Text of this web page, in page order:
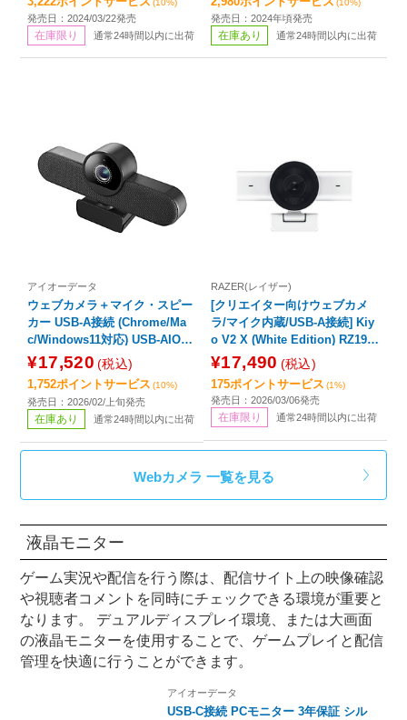
(10%)
発売日：2024/03/22発売
在庫限り 通常24時間以内に出荷
(10%)
発売日：2024年頃発売
在庫あり 通常24時間以内に出荷
アイオーデータ
ウェブカメラ＋マイク・スピー
カー USB-A接続 (Chrome/Ma
c/Windows11対応) USB-AIOC2
［有線］
¥17,520 (税込)
1,752ポイントサービス (10%)
発売日：2026/02/上旬発売
在庫あり 通常24時間以内に出荷
RAZER(レイザー)
[クリエイター向けウェブカメ
ラ/マイク内蔵/USB-A接続] Kiy
o V2 X (White Edition) RZ19-0
5380300-R3M1 ［有線］
¥17,490 (税込)
175ポイントサービス (1%)
発売日：2026/03/06発売
在庫限り 通常24時間以内に出荷
Webカメラ 一覧を見る
液晶モニター
ゲーム実況や配信を行う際は、配信サイト上の映像確認
や視聴者コメントを同時にチェックできる環境が重要と
なります。 デュアルディスプレイ環境、または大画面
の液晶モニターを使用することで、ゲームプレイと配信
管理を快適に行うことができます。
アイオーデータ
USB-C接続 PCモニター 3年保証 シル